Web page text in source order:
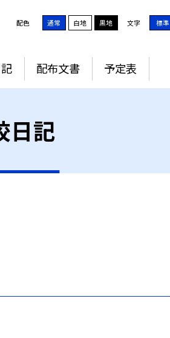
配色 通常 白地 黒地 文字 標準
配布文書 予定表
日記